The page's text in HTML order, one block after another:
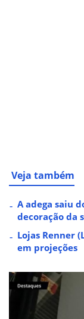
Veja também
A adega saiu
decoração da
Lojas Renner
em projeções